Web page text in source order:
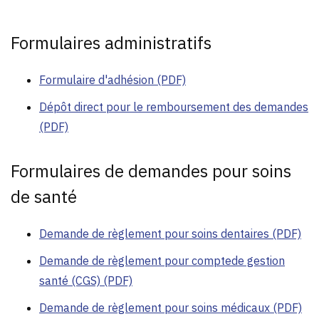
Formulaires administratifs
Formulaire d'adhésion (PDF)
Dépôt direct pour le remboursement des demandes
(PDF)
Formulaires de demandes pour soins
de santé
Demande de règlement pour soins dentaires (PDF)
Demande de règlement pour comptede gestion
santé (CGS) (PDF)
Demande de règlement pour soins médicaux (PDF)